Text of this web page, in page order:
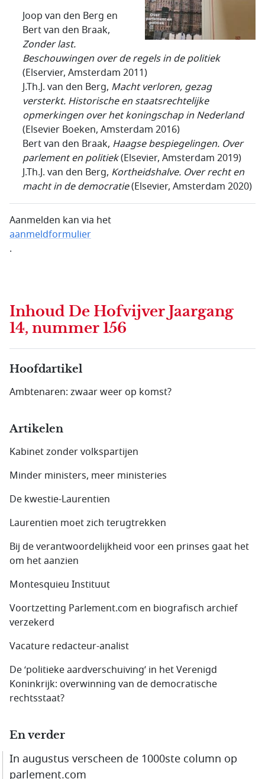
Joop van den Berg en
Bert van den Braak,
Zonder last.
Beschouwingen over de regels in de politiek
(Elservier, Amsterdam 2011)
J.Th.J. van den Berg, Macht verloren, gezag
versterkt. Historische en staatsrechtelijke
opmerkingen over het koningschap in Nederland
(Elsevier Boeken, Amsterdam 2016)
Bert van den Braak, Haagse bespiegelingen. Over
parlement en politiek(Elsevier, Amsterdam 2019)
J.Th.J. van den Berg, Kortheidshalve. Over recht en
macht in de democratie(Elsevier, Amsterdam 2020)
Aanmelden kan via het
aanmeldformulier
.
Inhoud De Hofvijver Jaargang
14, nummer 156
Hoofdartikel
Ambtenaren: zwaar weer op komst?
Artikelen
Kabinet zonder volkspartijen
Minder ministers, meer ministeries
De kwestie-Laurentien
Laurentien moet zich terugtrekken
Bij de verantwoordelijk­heid voor een prinses gaat het
om het aanzien
Montesquieu Instituut
Voortzetting Parlement.com en biografisch archief
verzekerd
Vacature redacteur-analist
De ‘politieke aardverschuiving’ in het Verenigd
Koninkrijk: overwinning van de democratische
rechtsstaat?
En verder
In augustus verscheen de 1000ste column op
parlement.com